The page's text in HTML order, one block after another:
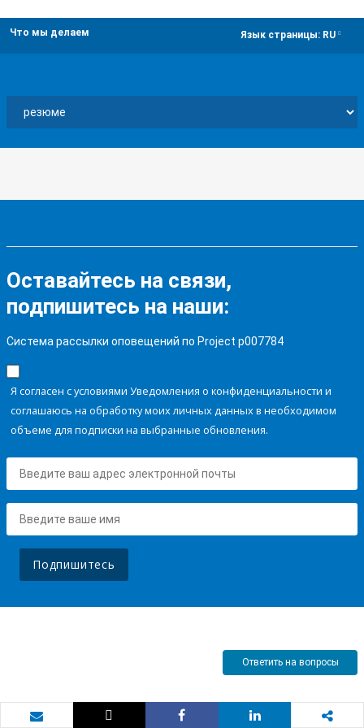
Что мы делаем Язык страницы: RU
Оставайтесь на связи,
подпишитесь на наши:
Система рассылки оповещений по Project p007784
Я согласен с условиями Уведомления о конфиденциальности и
соглашаюсь на обработку моих личных данных в необходимом
объеме для подписки на выбранные обновления.
Подпишитесь
Ответить на вопросы